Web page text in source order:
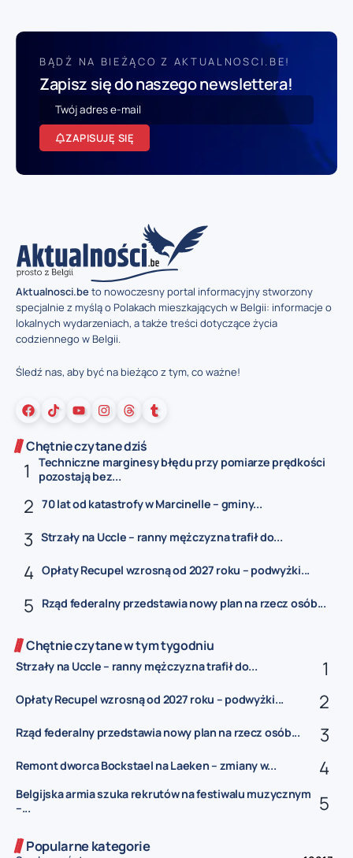
BĄDŹ NA BIEŻĄCO Z AKTUALNOSCI.BE!
Zapisz się do naszego newslettera!
ZAPISUJĘ SIĘ
Aktualnosci.beto nowoczesny portal informacyjny stworzony
specjalnie z myślą o Polakach mieszkających w Belgii: informacje o
lokalnych wydarzeniach, a także treści dotyczące życia
codziennego w Belgii.
Śledź nas, aby być na bieżąco z tym, co ważne!
Chętnie czytane dziś
Techniczne marginesy błędu przy pomiarze prędkości
pozostają bez...
70 lat od katastrofy w Marcinelle – gminy...
Strzały na Uccle – ranny mężczyzna trafił do...
Opłaty Recupel wzrosną od 2027 roku – podwyżki...
Rząd federalny przedstawia nowy plan na rzecz osób...
Chętnie czytane w tym tygodniu
Strzały na Uccle – ranny mężczyzna trafił do...
Opłaty Recupel wzrosną od 2027 roku – podwyżki...
Rząd federalny przedstawia nowy plan na rzecz osób...
Remont dworca Bockstael na Laeken – zmiany w...
Belgijska armia szuka rekrutów na festiwalu muzycznym
–...
Popularne kategorie